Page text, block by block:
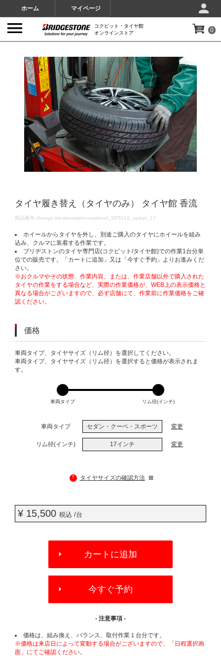
ホーム マイページ
コクピット・タイヤ館
オンラインストア
0
タイヤ履き替え（タイヤのみ） タイヤ館 香流
DETAILS
商品番号 change-tire-desorption-nowheel_SP5218_sedan_17
ホイールからタイヤを外し、別途ご購入のタイヤにホイールを組み
込み、クルマに装着する作業です。
ブリヂストンのタイヤ専門店(コクピット/タイヤ館)での作業1台分単
位での販売です。「カートに追加」又は「今すぐ予約」よりお進みくだ
さい。
※おクルマやその状態、作業内容、または、作業店舗以外で購入された
タイヤの作業をする場合など、実際の作業価格が、WEB上の表示価格と
異なる場合がございますので、必ず店舗にて、作業前に作業価格をご確
認ください。
価格
VARIATIONS
車両タイプ、タイヤサイズ（リム径）を選択してください。
車両タイプ、タイヤサイズ（リム径）を選択すると価格が表示されま
す。
車両タイプ リム径(インチ)
車両タイプ セダン・クーペ・スポーツ 変更
リム径(インチ) 17インチ 変更
? タイヤサイズの確認方法
¥ 15,500 税込 /台
OPTIONS
カートに追加
今すぐ予約
- 注意事項 -
価格は、組み換え、バランス、取付作業１台分です。
※価格は来店日によって変動する場合がございますので、「日程選択画
面」にてご確認ください。